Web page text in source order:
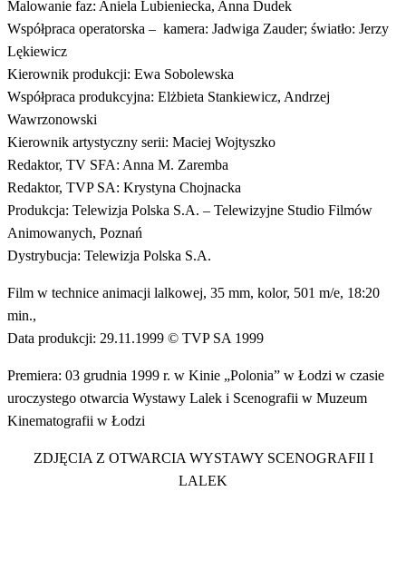
Malowanie faz: Aniela Lubieniecka, Anna Dudek
Współpraca operatorska – kamera: Jadwiga Zauder; światło: Jerzy
Lękiewicz
Kierownik produkcji: Ewa Sobolewska
Współpraca produkcyjna: Elżbieta Stankiewicz, Andrzej
Wawrzonowski
Kierownik artystyczny serii: Maciej Wojtyszko
Redaktor, TV SFA: Anna M. Zaremba
Redaktor, TVP SA: Krystyna Chojnacka
Produkcja: Telewizja Polska S.A. – Telewizyjne Studio Filmów
Animowanych, Poznań
Dystrybucja: Telewizja Polska S.A.
Film w technice animacji lalkowej, 35 mm, kolor, 501 m/e, 18:20
min.,
Data produkcji: 29.11.1999 © TVP SA 1999
Premiera: 03 grudnia 1999 r. w Kinie „Polonia” w Łodzi w czasie
uroczystego otwarcia Wystawy Lalek i Scenografii w Muzeum
Kinematografii w Łodzi
ZDJĘCIA Z OTWARCIA WYSTAWY SCENOGRAFII I
LALEK